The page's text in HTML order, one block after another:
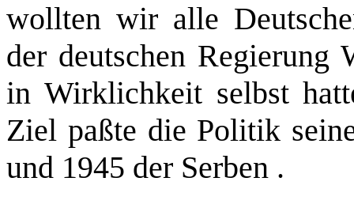
wollten wir alle
der deutschen Regierung
in Wirklichkeit selbst
Ziel paßte die Politik
und 1945 der Serben .